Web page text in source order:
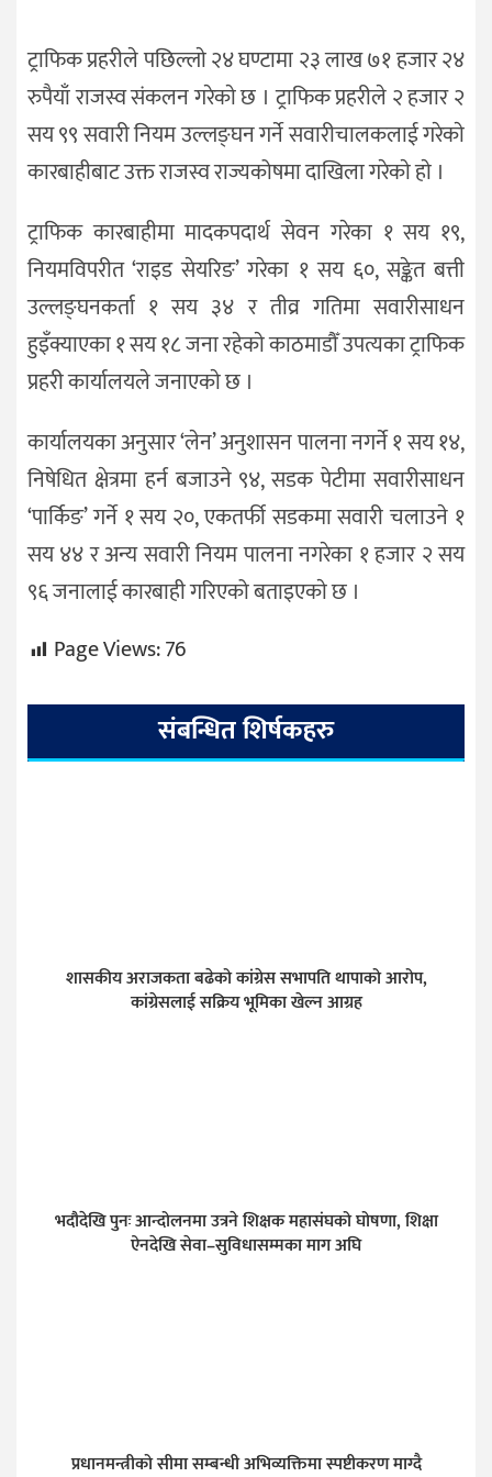
ट्राफिक प्रहरीले पछिल्लाे २४ घण्टामा २३ लाख ७१ हजार २४
रुपैयाँ राजस्व संकलन गरेकाे छ । ट्राफिक प्रहरीले २ हजार २
सय ९९ सवारी नियम उल्लङ्घन गर्ने सवारीचालकलाई गरेकाे
कारबाहीबाट उक्त राजस्व राज्यकोषमा दाखिला गरेकाे हाे ।
ट्राफिक कारबाहीमा मादकपदार्थ सेवन गरेका १ सय १९,
नियमविपरीत ‘राइड सेयरिङ’ गरेका १ सय ६०, सङ्केत बत्ती
उल्लङ्घनकर्ता १ सय ३४ र तीव्र गतिमा सवारीसाधन
हुइँक्याएका १ सय १८ जना रहेकाे काठमाडौँ उपत्यका ट्राफिक
प्रहरी कार्यालयले जनाएकाे छ ।
कार्यालयका अनुसार ‘लेन’ अनुशासन पालना नगर्ने १ सय १४,
निषेधित क्षेत्रमा हर्न बजाउने ९४, सडक पेटीमा सवारीसाधन
‘पार्किङ’ गर्ने १ सय २०, एकतर्फी सडकमा सवारी चलाउने १
सय ४४ र अन्य सवारी नियम पालना नगरेका १ हजार २ सय
९६ जनालाई कारबाही गरिएको बताइएकाे छ ।
Page Views:76
संबन्धित शिर्षकहरु
शासकीय अराजकता बढेको कांग्रेस सभापति थापाको आरोप,
कांग्रेसलाई सक्रिय भूमिका खेल्न आग्रह
भदौदेखि पुनः आन्दोलनमा उत्रने शिक्षक महासंघको घोषणा, शिक्षा
ऐनदेखि सेवा–सुविधासम्मका माग अघि
प्रधानमन्त्रीको सीमा सम्बन्धी अभिव्यक्तिमा स्पष्टीकरण माग्दै